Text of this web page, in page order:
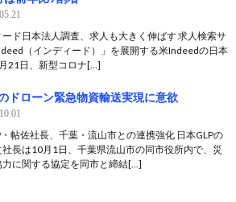
ード日本法人調査、求人も大きく伸ばす 求人検索サ
（インディード）」を展開する米Indeedの日本
21日、新型コロナ[…]
ドローン緊急物資輸送実現に意欲
・帖佐社長、千葉・流山市との連携強化 日本GLPの
長は10月1日、千葉県流山市の同市役所内で、災
力に関する協定を同市と締結[…]